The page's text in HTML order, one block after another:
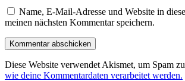
Name, E-Mail-Adresse und Website in
meinen nächsten Kommentar speichern.
Diese Website verwendet Akismet, um Spam
wie deine Kommentardaten verarbeitet werden.